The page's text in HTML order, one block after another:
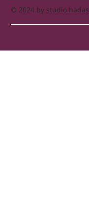
© 2024 by studio hadas